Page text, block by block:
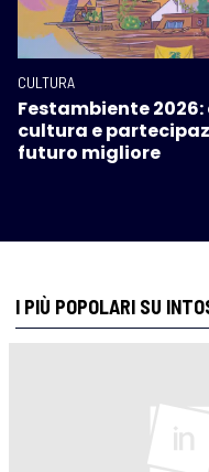
CULTURA
Festambiente
cultura e
futuro migliore
I PIÙ POPOLARI SU